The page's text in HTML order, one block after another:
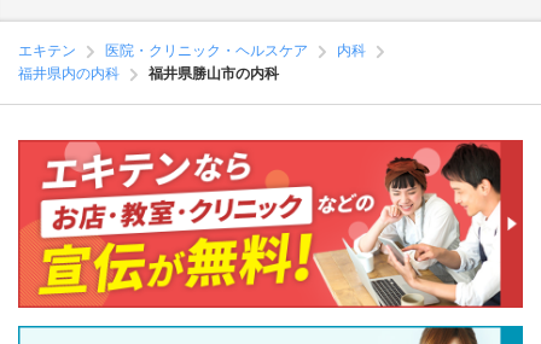
エキテン 医院・クリニック・ヘルスケア
内科
福井県内の内科
福井県勝山市の内科